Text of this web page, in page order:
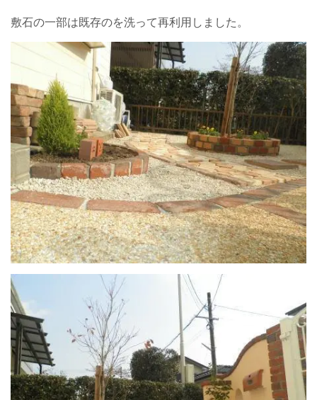
敷石の一部は既存のを洗って再利用しました。